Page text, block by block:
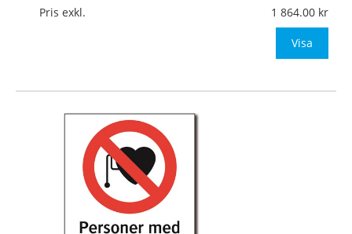
Mått:594x841mm (eller annat mått upp till 0,50m²)
Pris exkl. 1 864.00
Visa